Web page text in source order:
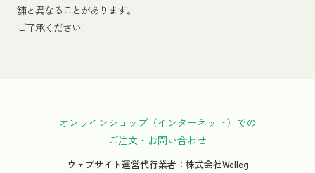
舗と異なることがあります。
ご了承ください。
オンラインショップ（インターネット）での
ご注文・お問い合わせ
ウェブサイト運営代行業者：株式会社Welleg